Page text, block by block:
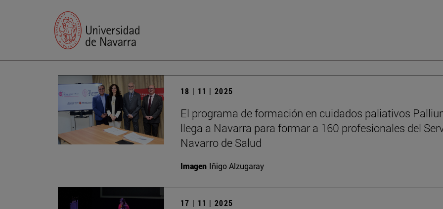
18 | 11 | 2025
El programa de formación en cuidados paliativos
llega a Navarra para formar a 160 profesionales del
Navarro de Salud
Imagen Iñigo Alzugaray
17 | 11 | 2025